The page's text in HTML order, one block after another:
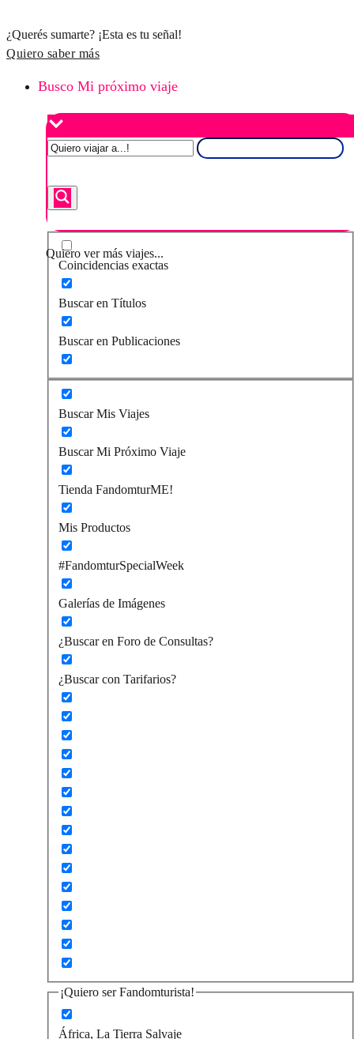
¿Querés sumarte? ¡Esta es tu señal!
Quiero saber más
Busco Mi próximo viaje
Quiero ver más viajes...
Coincidencias exactas
Buscar en Títulos
Buscar en Publicaciones
Buscar Mis Viajes
Buscar Mi Próximo Viaje
Tienda FandomturME!
Mis Productos
#FandomturSpecialWeek
Galerías de Imágenes
¿Buscar en Foro de Consultas?
¿Buscar con Tarifarios?
¡Quiero ser Fandomturista!
África, La Tierra Salvaje